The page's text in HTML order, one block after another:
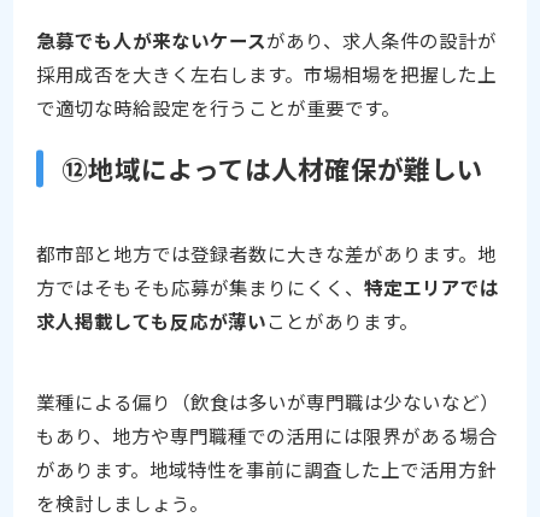
急募でも人が来ないケースがあり、求人条件の設計が
採用成否を大きく左右します。市場相場を把握した上
で適切な時給設定を行うことが重要です。
⑫地域によっては人材確保が難しい
都市部と地方では登録者数に大きな差があります。地
方ではそもそも応募が集まりにくく、特定エリアでは
求人掲載しても反応が薄いことがあります。
業種による偏り（飲食は多いが専門職は少ないなど）
もあり、地方や専門職種での活用には限界がある場合
があります。地域特性を事前に調査した上で活用方針
を検討しましょう。